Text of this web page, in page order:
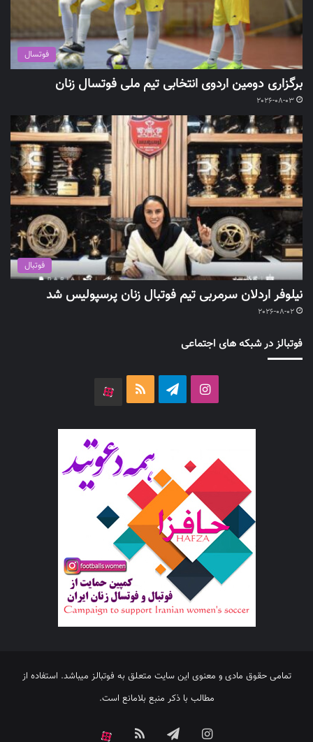
فوتسال
برگزاری دومین اردوی انتخابی تیم ملی فوتسال زنان
2026-08-03
فوتبال
نیلوفر اردلان سرمربی تیم فوتبال زنان پرسپولیس شد
2026-08-02
فوتبالز در شبکه های اجتماعی
اینستاگرامتلگرام خوراک
تمامی حقوق مادی و معنوی این سایت متعلق به فوتبالز میباشد. استفاده از
مطالب با ذکر منبع بلامانع است.
اینستاگرامتلگرام خوراک